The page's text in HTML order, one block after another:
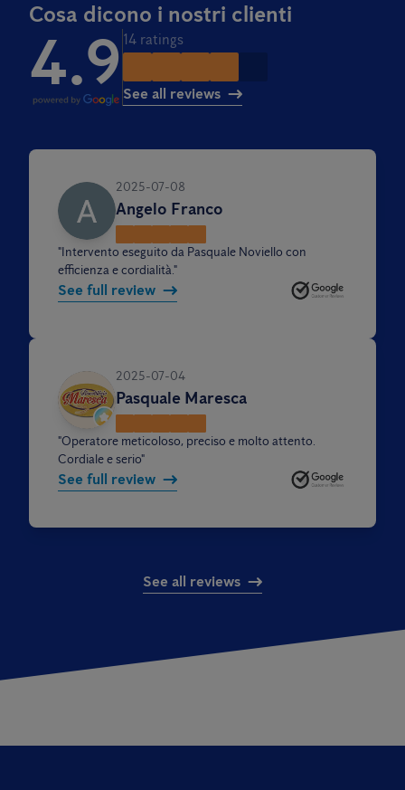
Cosa dicono i nostri clienti
4.9 14 ratings
See all reviews
2025-07-08
Angelo Franco
"Intervento eseguito da Pasquale Noviello con
efficienza e cordialità."
See full review
2025-07-04
Pasquale Maresca
"Operatore meticoloso, preciso e molto attento.
Cordiale e serio"
See full review
See all reviews